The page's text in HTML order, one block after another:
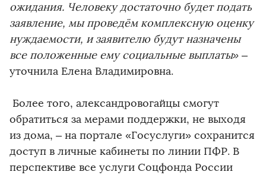
ожидания. Человеку достаточно будет подать
заявление, мы проведём комплексную оценку
нуждаемости, и заявителю будут назначены
все положенные ему социальные выплаты» –
уточнила Елена Владимировна.
Более того, александровогайцы смогут
обратиться за мерами поддержки, не выходя
из дома, – на портале «Госуслуги» сохранится
доступ в личные кабинеты по линии ПФР. В
перспективе все услуги Соцфонда России